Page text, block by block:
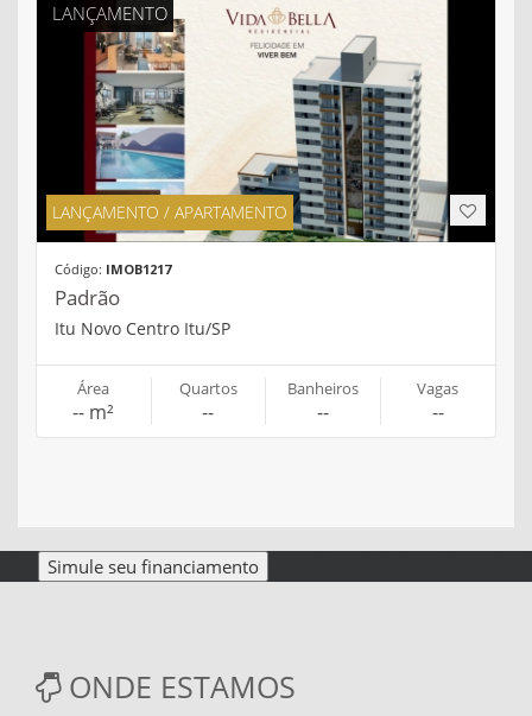
LANÇAMENTO
LANÇAMENTO / APARTAMENTO
Código: IMOB1217
Padrão
Itu Novo Centro Itu/SP
Área
-- m²
Quartos
--
Banheiros
--
Vagas
--
Simule seu financiamento
ONDE ESTAMOS